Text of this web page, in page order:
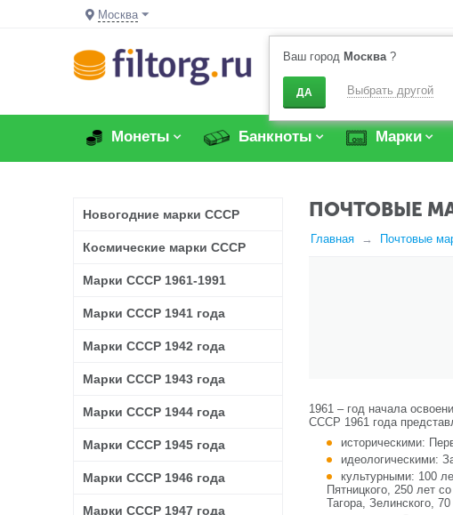
Москва
Ваш город Москва?
ДА Выбрать другой
Монеты Банкноты Марки
ПОЧТОВЫЕ
Главная Почтовые
1961 – год начала
СССР 1961 года
историческими:
идеологическими:
культурными: 100
Пятницкого, 250 лет
Тагора, Зелинского,
Новогодние марки СССР
Космические марки СССР
Марки СССР 1961-1991
Марки СССР 1941 года
Марки СССР 1942 года
Марки СССР 1943 года
Марки СССР 1944 года
Марки СССР 1945 года
Марки СССР 1946 года
Марки СССР 1947 года